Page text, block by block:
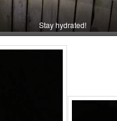
Stay hydrated!